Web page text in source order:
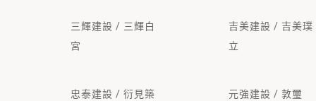
三輝建設 / 三輝白
宮
吉美建設 / 吉美璞
立
忠泰建設 / 衍見築 元強建設 / 敦璽